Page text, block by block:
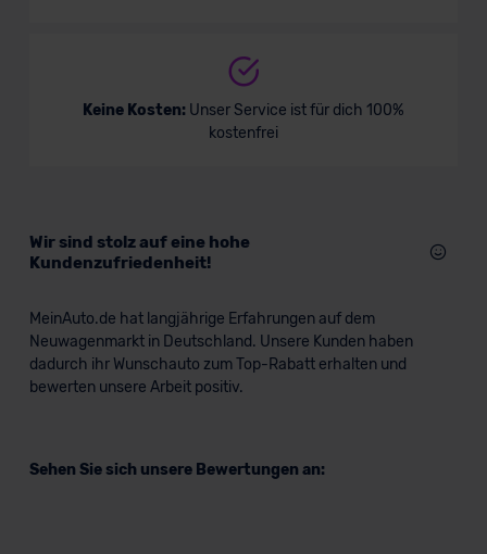
Keine Kosten: Unser Service ist für dich 100%
kostenfrei
Wir sind stolz auf eine hohe
Kundenzufriedenheit!
MeinAuto.de hat langjährige Erfahrungen auf dem
Neuwagenmarkt in Deutschland. Unsere Kunden haben
dadurch ihr Wunschauto zum Top-Rabatt erhalten und
bewerten unsere Arbeit positiv.
Sehen Sie sich unsere Bewertungen an: